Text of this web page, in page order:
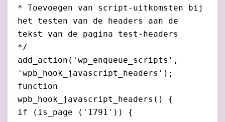
* Toevoegen van script-uitkomsten bij
het testen van de headers aan de
tekst van de pagina test-headers
*/
add_action('wp_enqueue_scripts',
'wpb_hook_javascript_headers');
function
wpb_hook_javascript_headers() {
if (is_page ('1791')) {